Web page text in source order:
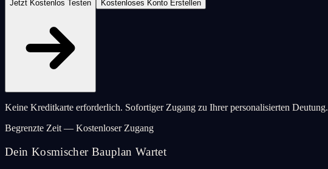
Jetzt Kostenlos Testen Kostenloses Konto Erstellen
Keine Kreditkarte erforderlich. Sofortiger Zugang zu Ihrer personalisierten Deutung.
Begrenzte Zeit — Kostenloser Zugang
Dein Kosmischer Bauplan Wartet